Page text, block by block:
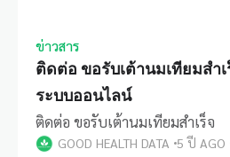
ข่าวสาร
ติดต่อ ขอรับเต้านมเทียมสำ
ระบบออนไลน์
ติดต่อ ขอรับเต้านมเทียมสำเร็จ
GOOD HEALTH DATA 5 ปี AGO